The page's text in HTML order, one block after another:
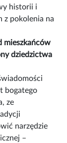
historii i
z pokolenia na
mieszkańców
dziedzictwa
bogatego
ze
narzędzie
–